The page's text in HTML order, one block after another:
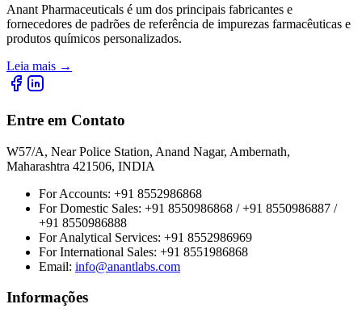
Anant Pharmaceuticals é um dos principais fabricantes e
fornecedores de padrões de referência de impurezas farmacêuticas e
produtos químicos personalizados.
Leia mais →
Entre em Contato
W57/A, Near Police Station, Anand Nagar, Ambernath,
Maharashtra 421506, INDIA
For Accounts: +91 8552986868
For Domestic Sales: +91 8550986868 / +91 8550986887 /
+91 8550986888
For Analytical Services: +91 8552986969
For International Sales: +91 8551986868
Email: info@anantlabs.com
Informações